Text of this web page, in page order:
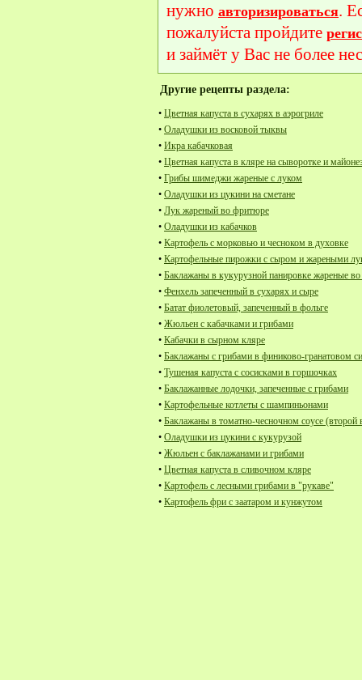
нужно авторизироваться.
пожалуйста пройдите
и займёт у Вас не более
Другие рецепты раздела:
• Цветная капуста в сухарях в аэрогриле
• Оладушки из восковой тыквы
• Икра кабачковая
• Цветная капуста в кляре на сыворотке и
• Грибы шимеджи жареные с луком
• Оладушки из цукини на сметане
• Лук жареный во фритюре
• Оладушки из кабачков
• Картофель с морковью и чесноком в духовке
• Картофельные пирожки с сыром и жареными
• Баклажаны в кукурузной панировке жареные
• Фенхель запеченный в сухарях и сыре
• Батат фиолетовый, запеченный в фольге
• Жюльен с кабачками и грибами
• Кабачки в сырном кляре
• Баклажаны с грибами в финиково-гранатовом
• Тушеная капуста с сосисками в горшочках
• Баклажанные лодочки, запеченные с грибами
• Картофельные котлеты с шампиньонами
• Баклажаны в томатно-чесночном соусе (второй
• Оладушки из цукини с кукурузой
• Жюльен с баклажанами и грибами
• Цветная капуста в сливочном кляре
• Картофель с лесными грибами в "рукаве"
• Картофель фри с заатаром и кунжутом